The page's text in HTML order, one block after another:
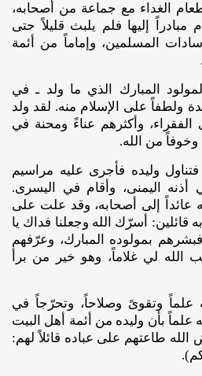
طعام الغداء مع جماعة من أصحابه،
مبادراً إليها فلم يلبث قليلاً حتى
المسلمين، وإماماً من أئمة
المبارك الذي ما ولد ـ في
ولطفاً على الإسلام منه. لقد ولد
وأكثرهم عناءً ومحنة في
من الله.
فتناول وليده فأجرى عليه مراسيم
أذنه اليمنى، وأقام في اليسرى.
عائداً إلى أصحابه، وقد علت على
قائلين: أسرّك الله وجعلنا فداك يا
بمولوده المبارك، وعرّفهم
الله لي غلاماً، وهو خير من برأ
علماً وتقوىً وصلاحاً، وتحرّجاً في
علماً بأن وليده من أئمة أهل البيت
طاعتهم على عباده قائلاً لهم: